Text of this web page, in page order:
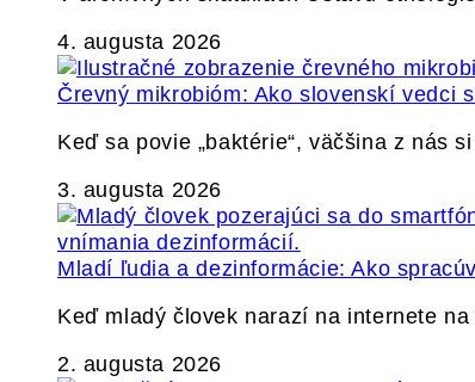
4. augusta 2026
Črevný mikrobióm: Ako slovenskí vedci
Keď sa povie „baktérie“, väčšina z nás
3. augusta 2026
Mladí ľudia a dezinformácie: Ako
Keď mladý človek narazí na internete
2. augusta 2026